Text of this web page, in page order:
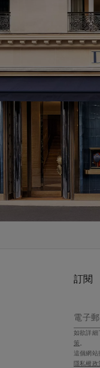
訂閱
電子
如欲詳細
策 。
這個網
隱私權政